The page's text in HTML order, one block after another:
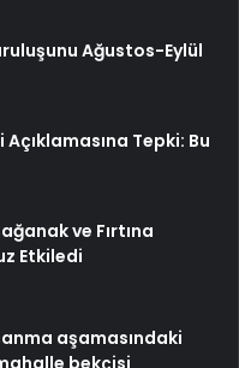
Ağustos-Eylül
Açıklamasına Tepki: Bu
ve Fırtına
Etkiledi
aşamasındaki